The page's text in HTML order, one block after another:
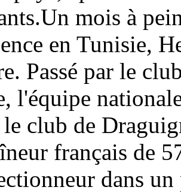
mois à
en Tunisie,
Passé par le
l'équipe
club de
français de
dans